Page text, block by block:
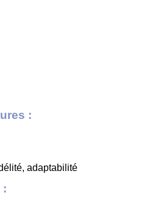
:
adaptabilité
: